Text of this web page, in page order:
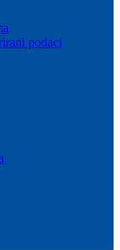
podaci